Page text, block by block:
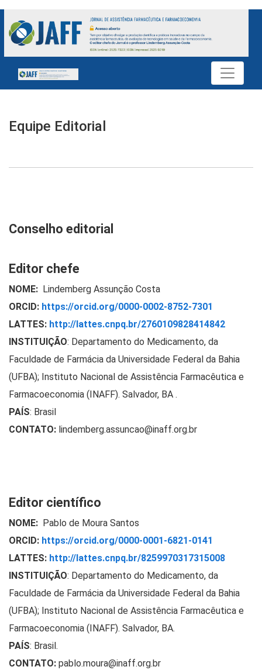
Equipe Editorial
Conselho editorial
Editor chefe
NOME: Lindemberg Assunção Costa
ORCID: https://orcid.org/0000-0002-8752-7301
LATTES: http://lattes.cnpq.br/2760109828414842
INSTITUIÇÃO: Departamento do Medicamento, da
Faculdade de Farmácia da Universidade Federal da Bahia
(UFBA); Instituto Nacional de Assistência Farmacêutica e
Farmacoeconomia (INAFF). Salvador, BA .
PAÍS: Brasil
CONTATO: lindemberg.assuncao@inaff.org.br
Editor científico
NOME: Pablo de Moura Santos
ORCID: https://orcid.org/0000-0001-6821-0141
LATTES: http://lattes.cnpq.br/8259970317315008
INSTITUIÇÃO: Departamento do Medicamento, da
Faculdade de Farmácia da Universidade Federal da Bahia
(UFBA); Instituto Nacional de Assistência Farmacêutica e
Farmacoeconomia (INAFF). Salvador, BA.
PAÍS: Brasil.
CONTATO: pablo.moura@inaff.org.br